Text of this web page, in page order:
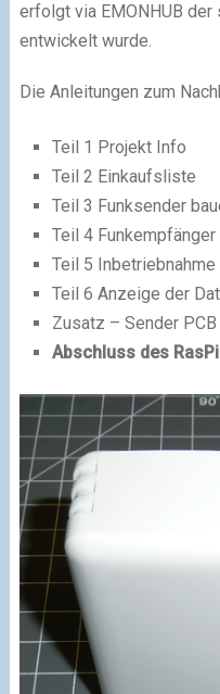
erfolgt via EMONHUB
entwickelt wurde.
Die Anleitungen zum
Teil 1 Projekt Info
Teil 2 Einkaufsliste
Teil 3 Funksender
Teil 4 Funkempfänger
Teil 5 Inbetriebnahme
Teil 6 Anzeige der
Zusatz – Sender
Abschluss des